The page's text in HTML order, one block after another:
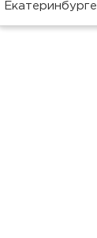
Екатеринбурге